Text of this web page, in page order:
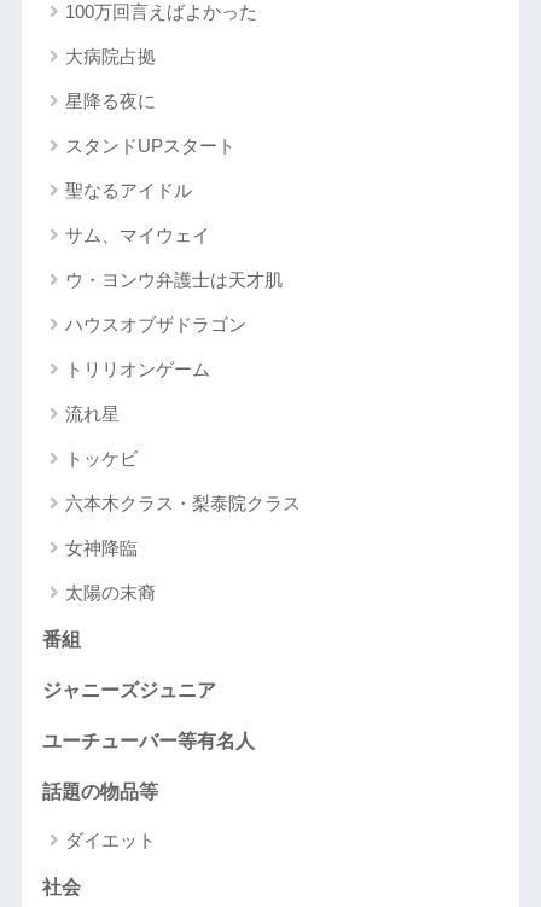
100万回言えばよかった
大病院占拠
星降る夜に
スタンドUPスタート
聖なるアイドル
サム、マイウェイ
ウ・ヨンウ弁護士は天才肌
ハウスオブザドラゴン
トリリオンゲーム
流れ星
トッケビ
六本木クラス・梨泰院クラス
女神降臨
太陽の末裔
番組
ジャニーズジュニア
ユーチューバー等有名人
話題の物品等
ダイエット
社会